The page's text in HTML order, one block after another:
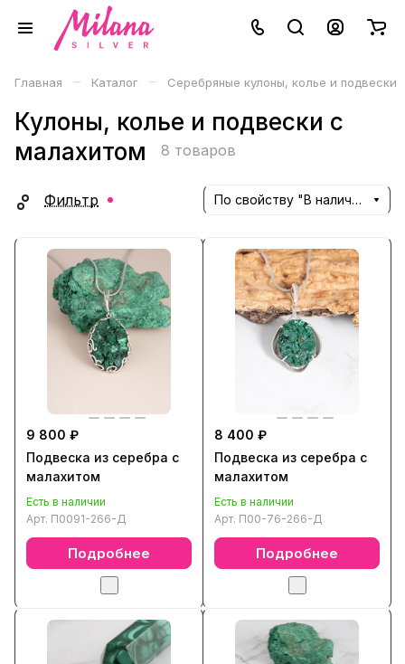
Главная – Каталог – Серебряные кулоны, колье и подвески
Кулоны, колье и подвески с
малахитом
8 товаров
Фильтр По свойству "В наличии" (убывание)
9 800 ₽
Подвеска из серебра с
малахитом
Есть в наличии
Арт. П0091-266-Д
Подробнее
8 400 ₽
Подвеска из серебра с
малахитом
Есть в наличии
Арт. П00-76-266-Д
Подробнее